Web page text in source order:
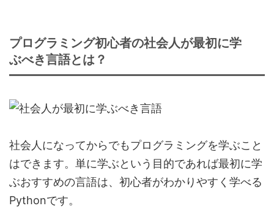
プログラミング初心者の社会人が最初に学
ぶべき言語とは？
社会人になってからでもプログラミングを学ぶこと
はできます。単に学ぶという目的であれば最初に学
ぶおすすめの言語は、初心者がわかりやすく学べる
Pythonです。